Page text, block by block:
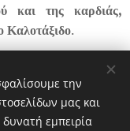
και της καρδιάς,
Καλοτάξιδο.
την
μας και
εμπειρία